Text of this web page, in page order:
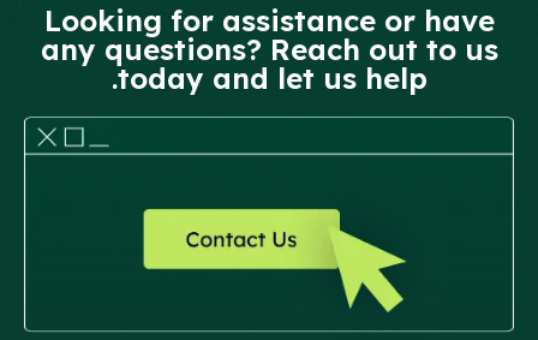
Looking for assistance or have
any questions? Reach out to us
today and let us help.